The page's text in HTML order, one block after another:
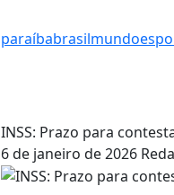
paraíbabrasilmundo
INSS: Prazo para
6 de janeiro de 2026